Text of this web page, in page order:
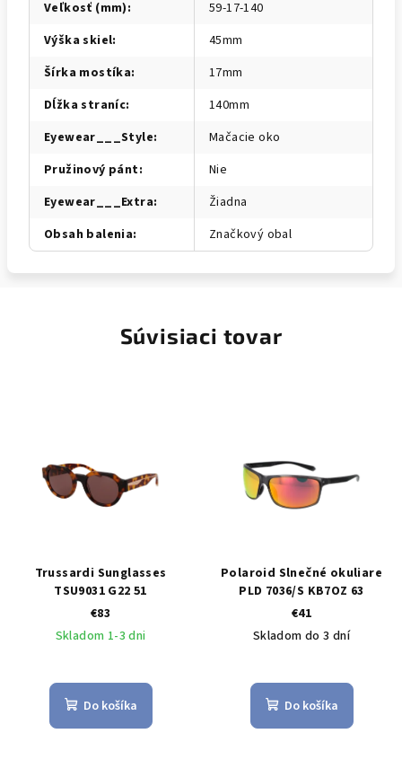
Veľkosť (mm):
59-17-140
Výška skiel:
45mm
Šírka mostíka:
17mm
Dĺžka straníc:
140mm
Eyewear___Style:
Mačacie oko
Pružinový pánt:
Nie
Eyewear___Extra:
Žiadna
Obsah balenia: Značkový obal
Súvisiaci tovar
Trussardi Sunglasses
TSU9031 G22 51
€83
Skladom 1-3 dni
Do košíka
Polaroid Slnečné okuliare
PLD 7036/S KB7OZ 63
€41
Skladom do 3 dní
Do košíka